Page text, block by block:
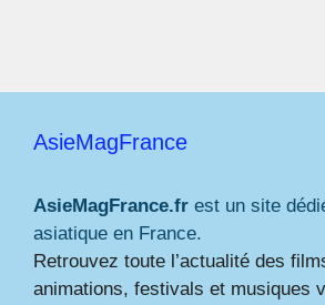
AsieMagFrance
AsieMagFrance.fr est un site
asiatique en France.
Retrouvez toute l’actualité des
animations, festivals et musiques